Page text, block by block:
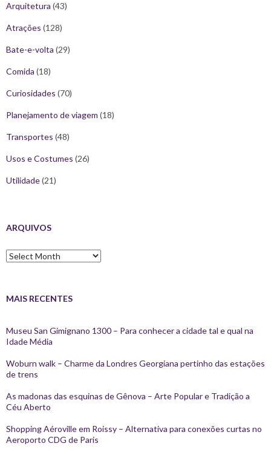
Arquitetura (43)
Atrações (128)
Bate-e-volta (29)
Comida (18)
Curiosidades (70)
Planejamento de viagem (18)
Transportes (48)
Usos e Costumes (26)
Utilidade(21)
ARQUIVOS
Arquivos
MAIS RECENTES
Museu San Gimignano 1300 – Para conhecer a cidade tal e qual na
Idade Média
Woburn walk – Charme da Londres Georgiana pertinho das estações
de trens
As madonas das esquinas de Gênova – Arte Popular e Tradição a
Céu Aberto
Shopping Aéroville em Roissy – Alternativa para conexões curtas no
Aeroporto CDG de Paris